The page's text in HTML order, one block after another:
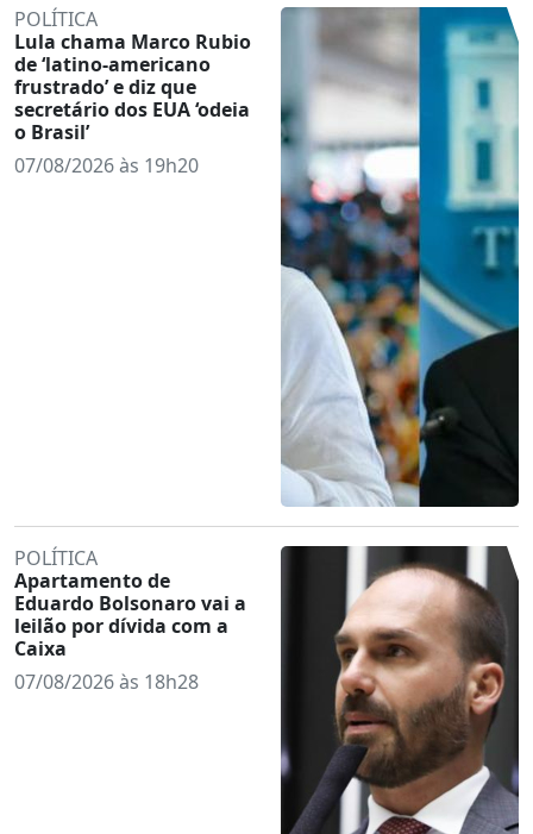
POLÍTICA
Lula chama Marco Rubio
de ‘latino-americano
frustrado’ e diz que
secretário dos EUA ‘odeia
o Brasil’
07/08/2026 às 19h20
POLÍTICA
Apartamento de
Eduardo Bolsonaro vai a
leilão por dívida com a
Caixa
07/08/2026 às 18h28